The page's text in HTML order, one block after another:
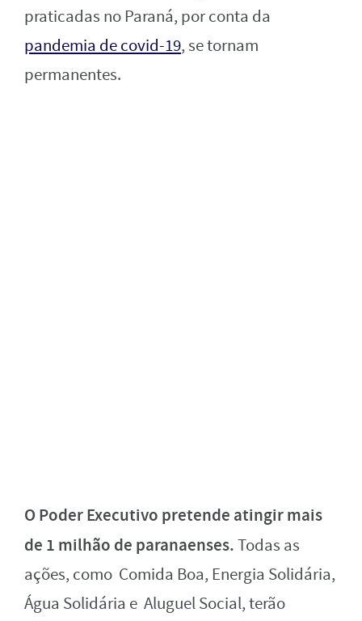
praticadas no Paraná, por conta da
pandemia de covid-19, se tornam
permanentes.
O Poder Executivo pretende atingir mais
de 1 milhão de paranaenses.Todas as
ações, como Comida Boa, Energia Solidária,
Água Solidária e Aluguel Social, terão